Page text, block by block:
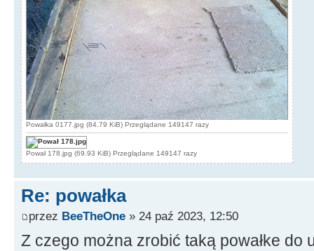
Powałka 0177.jpg (84.79 KiB) Przeglądane 149147 razy
Pował 178.jpg (69.93 KiB) Przeglądane 149147 razy
Re: powałka
przez BeeTheOne » 24 paź 2023, 12:50
Z czego można zrobić taką powałke do